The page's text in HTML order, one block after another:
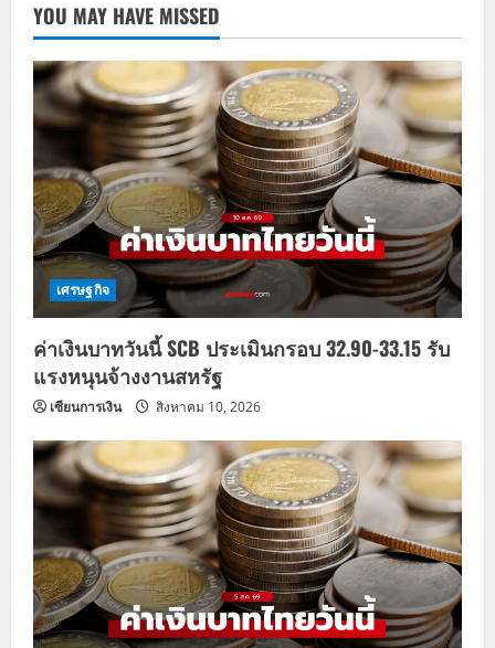
YOU MAY HAVE MISSED
เศรษฐกิจ
ค่าเงินบาทวันนี้ SCB ประเมินกรอบ 32.90-33.15 รับ
แรงหนุนจ้างงานสหรัฐ
เซียนการเงิน สิงหาคม 10, 2026